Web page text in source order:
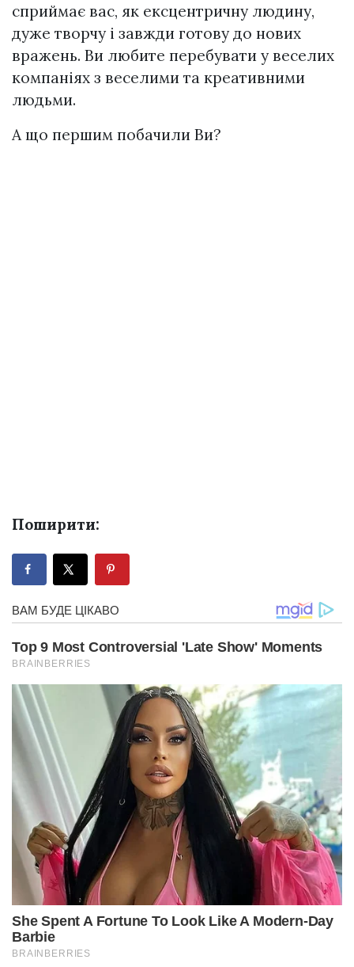
сприймає вас, як ексцентричну людину,
дуже творчу і завжди готову до нових
вражень. Ви любите перебувати у веселих
компаніях з веселими та креативними
людьми.
А що першим побачили Ви?
Поширити: